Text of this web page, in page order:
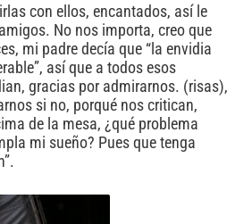
con ellos, encantados, así le
No nos importa, creo que
mi padre decía que “la envidia
así que a todos esos
gracias por admirarnos. (risas),
si no, porqué nos critican,
de la mesa, ¿qué problema
mi sueño? Pues que tenga